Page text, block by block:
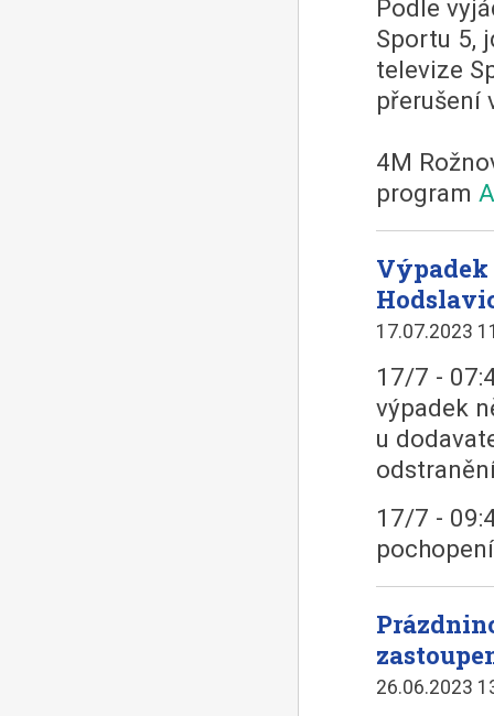
Podle
Sportu 5,
televize
přerušení
4M
program
Výpadek
17.07.2023
17/7 -
výpadek
u
17/7 -
26.06.2023